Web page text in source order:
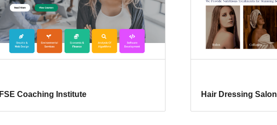
FSE Coaching Institute Hair Dressing Salon